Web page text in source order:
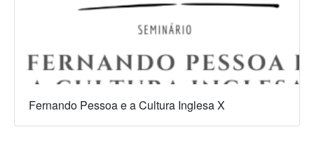
Fernando Pessoa e a Cultura Inglesa X